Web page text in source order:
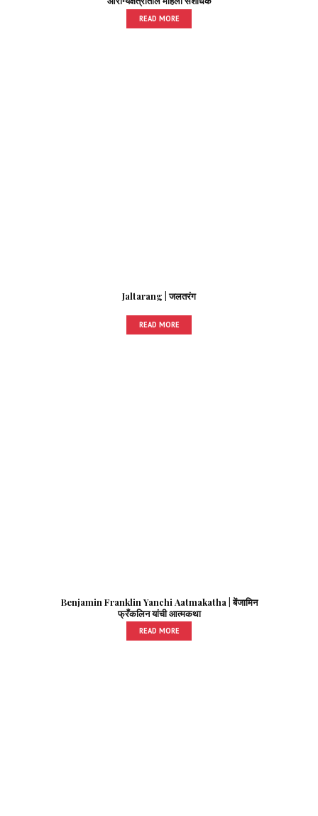
READ MORE
Jaltarang | जलतरंग
READ MORE
Benjamin Franklin Yanchi Aatmakatha | बेंजामिन
फ्रँकलिन यांची आत्मकथा
READ MORE